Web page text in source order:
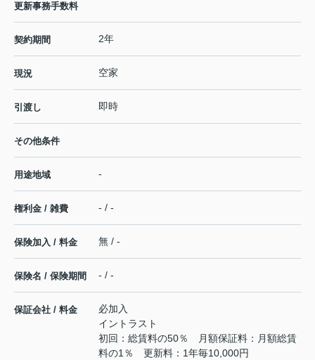
更新事務手数料
契約期間 2年
現況 空家
引渡し 即時
その他条件
用途地域 -
権利金 / 雑費 - / -
保険加入 / 料金 無 / -
保険名 / 保険期間 - / -
保証会社 / 料金
必加入
イントラスト
初回：総賃料の50％ 月額保証料：月額総賃
料の1％ 更新料：1年毎10,000円